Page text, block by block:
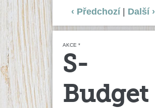
‹ Předchozí Další ›
AKCE *
S-
Budget